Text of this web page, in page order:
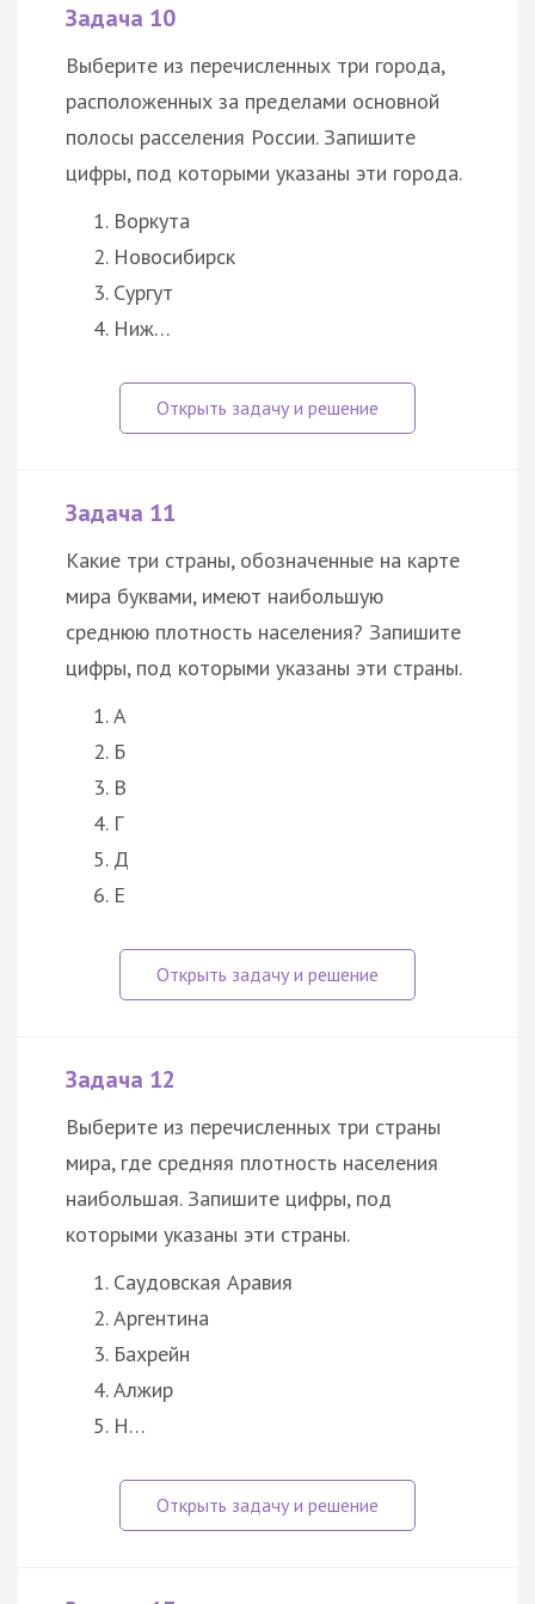
Задача 10
Выберите из перечисленных три города,
расположенных за пределами основной
полосы расселения России. Запишите
цифры, под которыми указаны эти города.
Воркута
Новосибирск
Сургут
Ниж…
Задача 11
Какие три страны, обозначенные на карте
мира буквами, имеют наибольшую
среднюю плотность населения? Запишите
цифры, под которыми указаны эти страны.
А
Б
В
Г
Д
Е
Задача 12
Выберите из перечисленных три страны
мира, где средняя плотность населения
наибольшая. Запишите цифры, под
которыми указаны эти страны.
Саудовская Аравия
Аргентина
Бахрейн
Алжир
Н…